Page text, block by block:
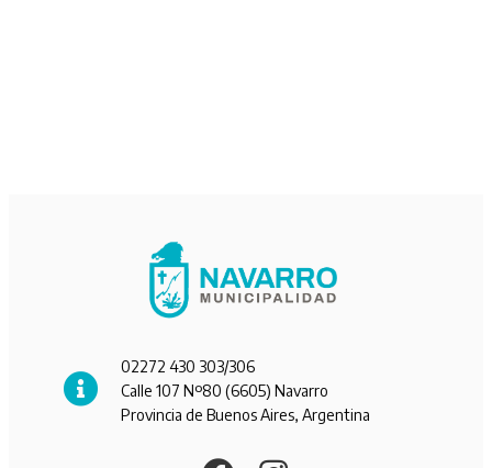
02272 430 303/306
Calle 107 Nº80 (6605) Navarro
Provincia de Buenos Aires, Argentina